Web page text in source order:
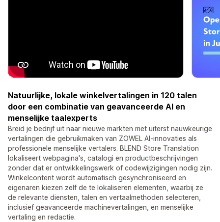
Natuurlijke, lokale winkelvertalingen in 120 talen
door een combinatie van geavanceerde AI en
menselijke taalexperts
Breid je bedrijf uit naar nieuwe markten met uiterst nauwkeurige
vertalingen die gebruikmaken van ZOWEL AI-innovaties als
professionele menselijke vertalers. BLEND Store Translation
lokaliseert webpagina's, catalogi en productbeschrijvingen
zonder dat er ontwikkelingswerk of codewijzigingen nodig zijn.
Winkelcontent wordt automatisch gesynchroniseerd en
eigenaren kiezen zelf de te lokaliseren elementen, waarbij ze
de relevante diensten, talen en vertaalmethoden selecteren,
inclusief geavanceerde machinevertalingen, en menselijke
vertaling en redactie.